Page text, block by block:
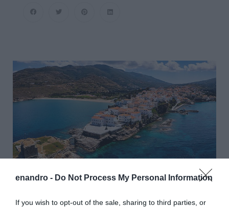
enandro - Do Not Process My Personal Information
If you wish to opt-out of the sale, sharing to third parties, or
Επιστρέφει